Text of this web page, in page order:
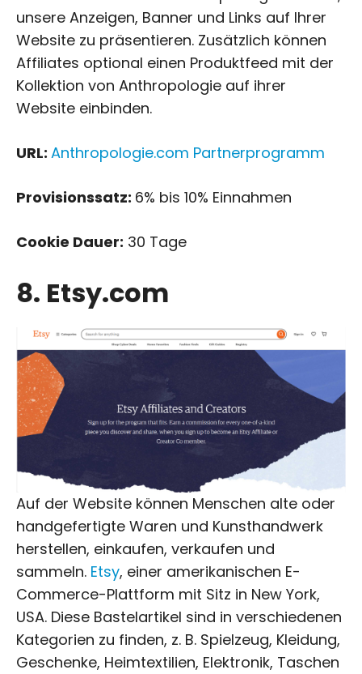
unsere Anzeigen, Banner und Links auf Ihrer
Website zu präsentieren. Zusätzlich können
Affiliates optional einen Produktfeed mit der
Kollektion von Anthropologie auf ihrer
Website einbinden.
URL: Anthropologie.com Partnerprogramm
Provisionssatz: 6% bis 10% Einnahmen
Cookie Dauer: 30 Tage
8. Etsy.com
Auf der Website können Menschen alte oder
handgefertigte Waren und Kunsthandwerk
herstellen, einkaufen, verkaufen und
sammeln. Etsy, einer amerikanischen E-
Commerce-Plattform mit Sitz in New York,
USA. Diese Bastelartikel sind in verschiedenen
Kategorien zu finden, z. B. Spielzeug, Kleidung,
Geschenke, Heimtextilien, Elektronik, Taschen